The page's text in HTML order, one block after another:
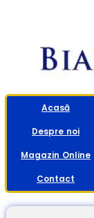
Acasă
Despre noi
Magazin Online
Contact